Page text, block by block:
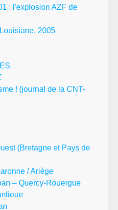
: l'explosion AZF de
2005
! (journal de la CNT-
(Bretagne et Pays de
/ Ariège
– Quercy-Rouergue